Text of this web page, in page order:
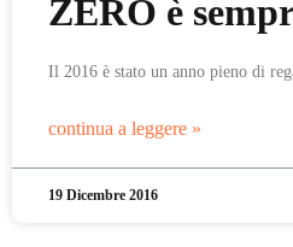
ZERO è
Il 2016 è stato un anno pieno di
continua a leggere »
19 Dicembre 2016